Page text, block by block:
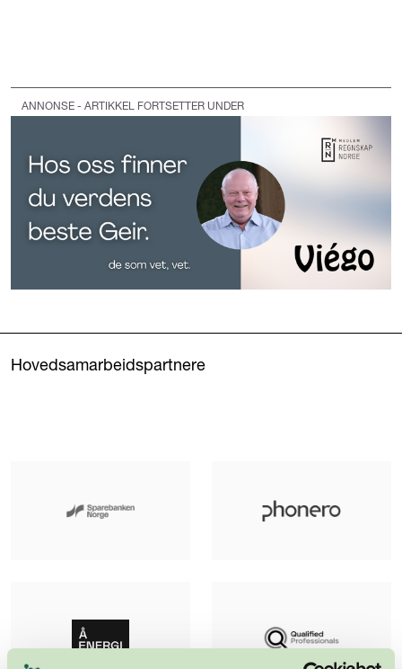
ANNONSE - ARTIKKEL FORTSETTER UNDER
Hovedsamarbeidspartnere